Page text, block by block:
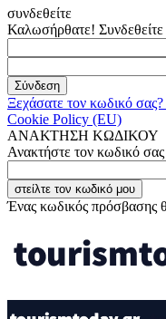
συνδεθείτε
Καλωσήρθατε!
Ξεχάσατε τον κωδικό σας?
Cookie Policy (EU)
ΑΝΑΚΤΗΣΗ ΚΩΔΙΚΟΥ
Ανακτήστε τον κωδικό σας
Ένας κωδικός πρόσβασης